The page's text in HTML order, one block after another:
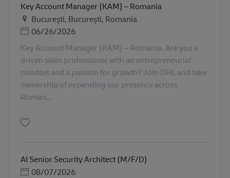
Key Account Manager (KAM) – Romania
สถานที่
București, București, Romania
Posted Date
06/26/2026
Key Account Manager (KAM) – Romania. Are you a
driven sales professional with an entrepreneurial
mindset and a passion for growth? Join DHL and take
ownership of expanding our presence across
Roman...
AI Senior Security Architect (M/F/D)
Posted Date
08/07/2026